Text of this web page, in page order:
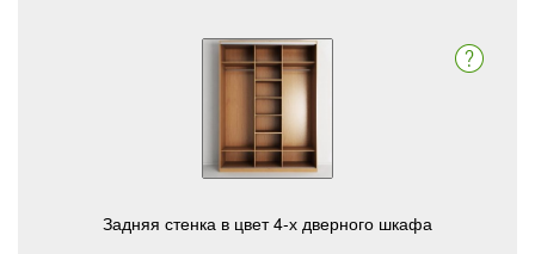
Задняя стенка в цвет 4-х дверного шкафа